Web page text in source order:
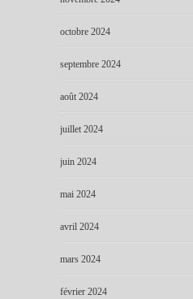
octobre 2024
septembre 2024
août 2024
juillet 2024
juin 2024
mai 2024
avril 2024
mars 2024
février 2024